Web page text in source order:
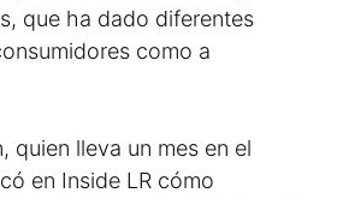
que ha dado diferentes
como a
quien lleva un mes en el
en Inside LR cómo